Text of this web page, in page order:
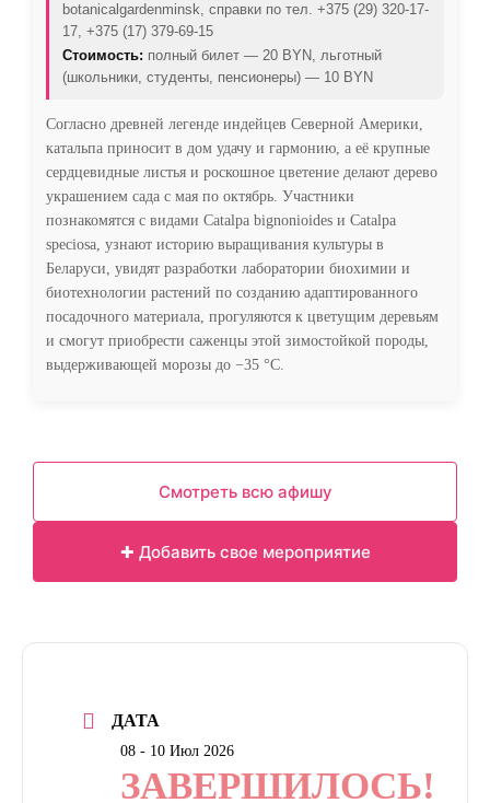
botanicalgardenminsk, справки по тел. +375 (29) 320-17-
17, +375 (17) 379-69-15
Стоимость: полный билет — 20 BYN, льготный
(школьники, студенты, пенсионеры) — 10 BYN
Согласно древней легенде индейцев Северной Америки,
катальпа приносит в дом удачу и гармонию, а её крупные
сердцевидные листья и роскошное цветение делают дерево
украшением сада с мая по октябрь. Участники
познакомятся с видами Catalpa bignonioides и Catalpa
speciosa, узнают историю выращивания культуры в
Беларуси, увидят разработки лаборатории биохимии и
биотехнологии растений по созданию адаптированного
посадочного материала, прогуляются к цветущим деревьям
и смогут приобрести саженцы этой зимостойкой породы,
выдерживающей морозы до −35 °С.
Смотреть всю афишу
✚ Добавить свое мероприятие
ДАТА
08 - 10 Июл 2026
ЗАВЕРШИЛОСЬ!